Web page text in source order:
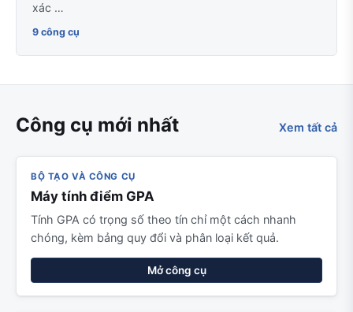
xác …
9 công cụ
Công cụ mới nhất Xem tất cả
BỘ TẠO VÀ CÔNG CỤ
Máy tính điểm GPA
Tính GPA có trọng số theo tín chỉ một cách nhanh
chóng, kèm bảng quy đổi và phân loại kết quả.
Mở công cụ